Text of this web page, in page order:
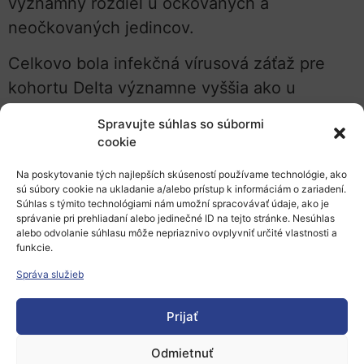
Spravujte súhlas so súbormi
cookie
Na poskytovanie tých najlepších skúseností používame technológie, ako
sú súbory cookie na ukladanie a/alebo prístup k informáciám o zariadení.
Súhlas s týmito technológiami nám umožní spracovávať údaje, ako je
správanie pri prehliadaní alebo jedinečné ID na tejto stránke. Nesúhlas
alebo odvolanie súhlasu môže nepriaznivo ovplyvniť určité vlastnosti a
funkcie.
Správa služieb
Prijať
Odmietnuť
neočkovaných jedincov.
Celkovo bola infekčná vírusová záťaž pre
kohortu Delta významne vyššia ako u
Avšak ľudia infikovaní Deltou, ktorí dostali
dve dávky mRNA vakcíny, mali výrazne
nižšiu infekčnú vírusovú záťaž ako
neočkovaní ľudia.
Ako uviedla Eckerle:
Omicron, na rozdiel od toho, čo možno
predpokladať vzhľadom na jeho rýchle
šírenie, bola infekčná vírusová záťaž celkovo
nižšia ako u kohorty Delta.“